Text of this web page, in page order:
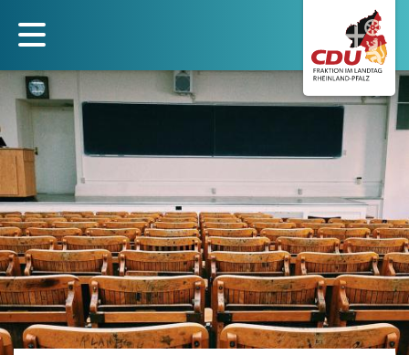
zum
Inhalt